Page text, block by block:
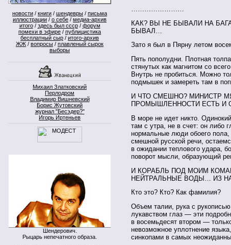
новости / книги / шендевры / письма
иллюстрации / о себе / медиа-архив
итого/ здесь был ссср/ форум
помехи в эфире / публицистика
бесплатный сыр / итого-архив
ЖЖ / вопросы / плавленый сырок
выборы
Михаил Златковский
Перлодром
Владимир Вишневский
Борис Жутовский
журнал "Бесэдер?"
Игорь Иртеньев
Шендерович.
Рыцарь непечатного образа.
КАК? ВЫ НЕ БЫВАЛИ НА
БЫВАЛ…
Зато я был в Пярну летом
Пять пополудни. Плотная
стянутых как магнитом со
Внутрь не пробиться. Можно
подмышек и замереть там в
И ЧТО СМЕШНО? МИНИСТР
ПРОМЫШЛЕННОСТИ ЕСТЬ И
В море не идет никто.
там с утра, не в счет: он либо
нормальные люди обоего
смешной русской речи,
в ожидании теплового удара,
поворот мысли, образующий
И КОРАБЛЬ ПОД МОИМ
НЕЙТРАЛЬНЫЕ ВОДЫ… ИЗ
Кто это? Кто? Как фамилия?
Объем талии, рука с
лукавством глаз — эти
в восемьдесят втором —
невозможное уплотнение
синкопами в самых